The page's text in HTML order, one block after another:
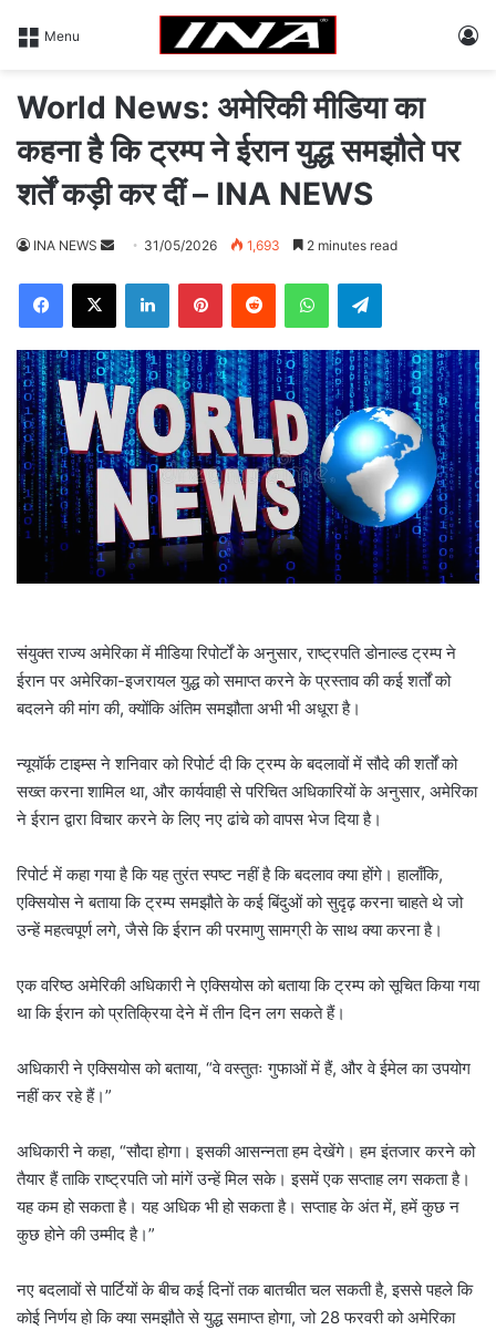
Menu
World News: अमेरिकी मीडिया का
कहना है कि ट्रम्प ने ईरान युद्ध समझौते पर
शर्तें कड़ी कर दीं – INA NEWS
INA NEWS
d
a
n
m
a
l
31/05/2026 1,693 2 minutes read
संयुक्त राज्य अमेरिका में मीडिया रिपोर्टों के अनुसार, राष्ट्रपति डोनाल्ड ट्रम्प ने
ईरान पर अमेरिका-इजरायल युद्ध को समाप्त करने के प्रस्ताव की कई शर्तों को
बदलने की मांग की, क्योंकि अंतिम समझौता अभी भी अधूरा है।
न्यूयॉर्क टाइम्स ने शनिवार को रिपोर्ट दी कि ट्रम्प के बदलावों में सौदे की शर्तों को
सख्त करना शामिल था, और कार्यवाही से परिचित अधिकारियों के अनुसार, अमेरिका
ने ईरान द्वारा विचार करने के लिए नए ढांचे को वापस भेज दिया है।
रिपोर्ट में कहा गया है कि यह तुरंत स्पष्ट नहीं है कि बदलाव क्या होंगे। हालाँकि,
एक्सियोस ने बताया कि ट्रम्प समझौते के कई बिंदुओं को सुदृढ़ करना चाहते थे जो
उन्हें महत्वपूर्ण लगे, जैसे कि ईरान की परमाणु सामग्री के साथ क्या करना है।
एक वरिष्ठ अमेरिकी अधिकारी ने एक्सियोस को बताया कि ट्रम्प को सूचित किया गया
था कि ईरान को प्रतिक्रिया देने में तीन दिन लग सकते हैं।
अधिकारी ने एक्सियोस को बताया, “वे वस्तुतः गुफाओं में हैं, और वे ईमेल का उपयोग
नहीं कर रहे हैं।”
अधिकारी ने कहा, “सौदा होगा। इसकी आसन्नता हम देखेंगे। हम इंतजार करने को
तैयार हैं ताकि राष्ट्रपति जो मांगें उन्हें मिल सके। इसमें एक सप्ताह लग सकता है।
यह कम हो सकता है। यह अधिक भी हो सकता है। सप्ताह के अंत में, हमें कुछ न
कुछ होने की उम्मीद है।”
नए बदलावों से पार्टियों के बीच कई दिनों तक बातचीत चल सकती है, इससे पहले कि
कोई निर्णय हो कि क्या समझौते से युद्ध समाप्त होगा, जो 28 फरवरी को अमेरिका